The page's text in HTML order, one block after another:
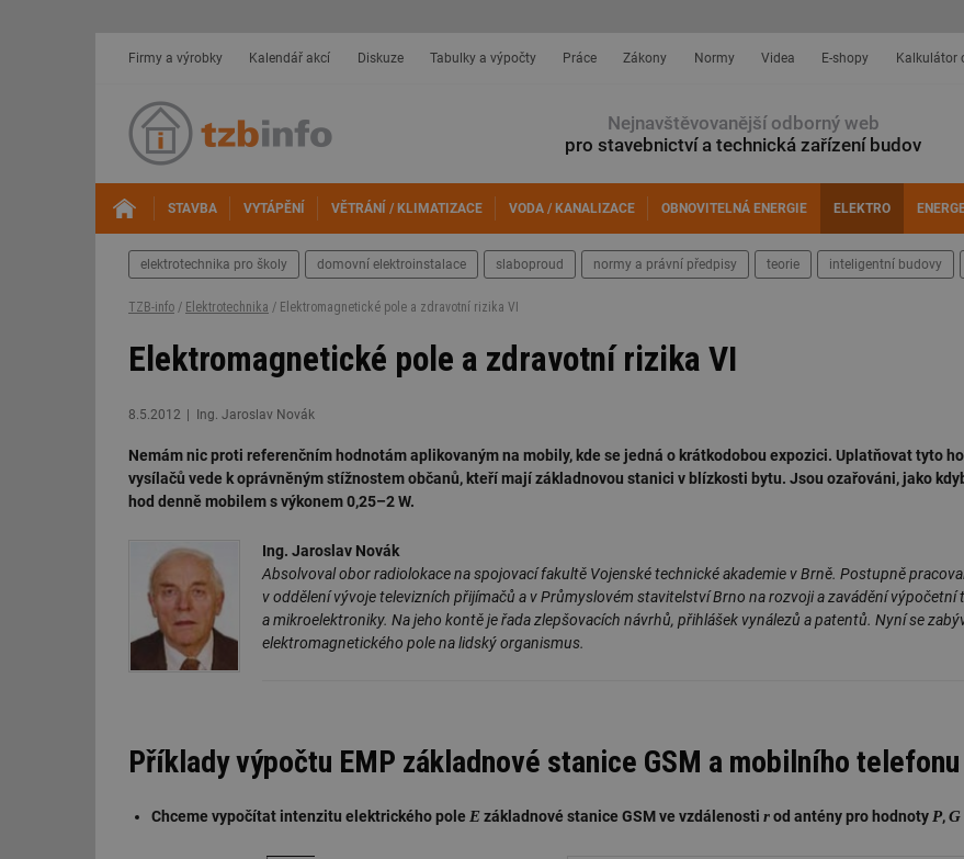
Firmy a výrobky Kalendář akcí Diskuze Tabulky a výpočty Práce Zákony Normy Videa E-shopy Kalkulátor
Nejnavštěvovanější odborný web
pro stavebnictví a technická zařízení budov
STAVBA VYTÁPĚNÍ VĚTRÁNÍ / KLIMATIZACE VODA / KANALIZACE OBNOVITELNÁ ENERGIE ELEKTRO
elektrotechnika pro školy domovní elektroinstalace slaboproud normy a právní předpisy teorie inteligentní budovy
TZB-info / Elektrotechnika / Elektromagnetické pole a zdravotní rizika VI
Elektromagnetické pole a zdravotní rizika VI
8.5.2012 Ing. Jaroslav Novák
Nemám nic proti referenčním hodnotám aplikovaným na mobily, kde se jedná o krátkodobou expozici. Uplatňovat tyto
vysílačů vede k oprávněným stížnostem občanů, kteří mají základnovou stanici v blízkosti bytu. Jsou ozařováni, jako
hod denně mobilem s výkonem 0,25–2 W.
Ing. Jaroslav Novák
Absolvoval obor radiolokace na spojovací fakultě Vojenské technické akademie v Brně. Postupně
v oddělení vývoje televizních přijímačů a v Průmyslovém stavitelství Brno na rozvoji a zavádění výpočetní
a mikroelektroniky. Na jeho kontě je řada zlepšovacích návrhů, přihlášek vynálezů a patentů. Nyní se
elektromagnetického pole na lidský organismus.
Příklady výpočtu EMP základnové stanice GSM a mobilního telefonu
Chceme vypočítat intenzitu elektrického pole Ezákladnové stanice GSM ve vzdálenosti rod antény pro hodnoty P,G